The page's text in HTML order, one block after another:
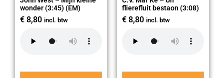
wonder (3:45) (EM)
€ 8,80 incl. btw
flierefluit bestaon (3:08)
€ 8,80 incl. btw